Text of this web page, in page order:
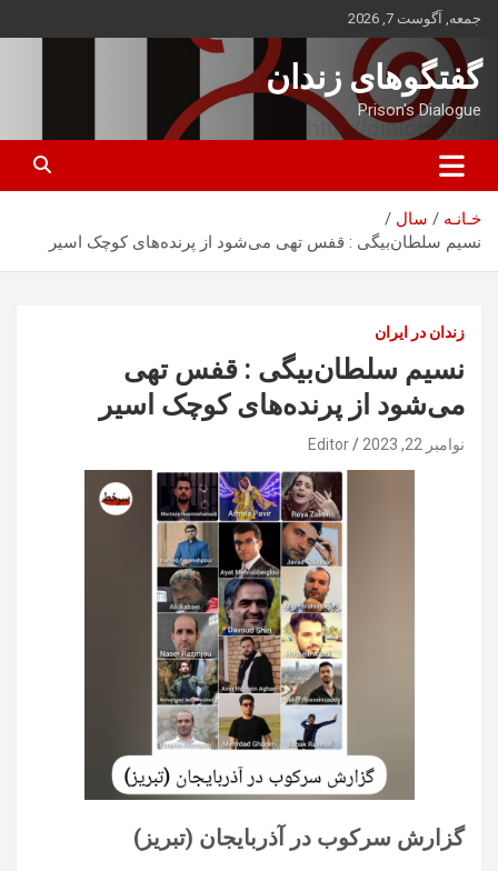
بروید
جمعه, آگوست 7, 2026
گفتگوهای زندان
Prison's Dialogue
خـانـه
سال
نسیم سلطان‌بیگی : قفس تهی می‌شود از پرنده‌های کوچک اسیر
زندان در ایران
نسیم سلطان‌بیگی : قفس تهی
می‌شود از پرنده‌های کوچک اسیر
نوامبر 22, 2023 Editor
گزارش سرکوب در آذربایجان (تبریز)